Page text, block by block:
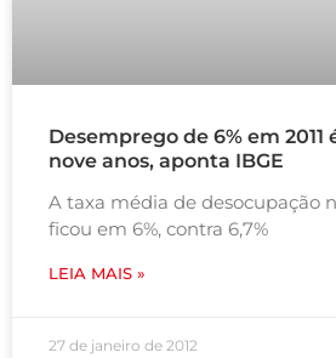
Desemprego de 6% em 2011
nove anos, aponta IBGE
A taxa média de desocupação
ficou em 6%, contra 6,7%
LEIA MAIS »
27 de janeiro de 2012